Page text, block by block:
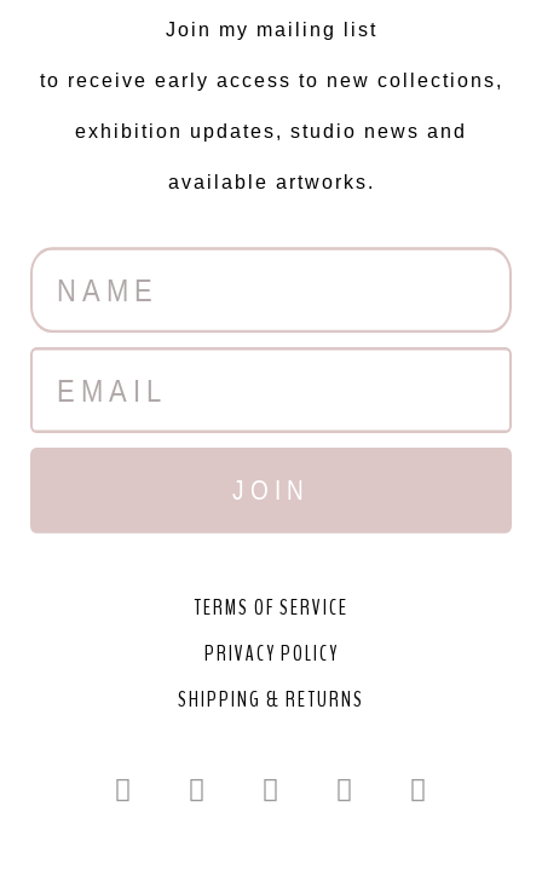
Join my mailing list
to receive early access to new collections,
exhibition updates, studio news and
available artworks.
JOIN
TERMS OF SERVICE
PRIVACY POLICY
SHIPPING & RETURNS